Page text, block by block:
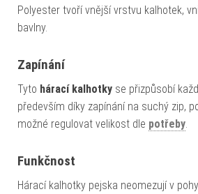
Polyester tvoří vnější vrstvu kalhotek,
bavlny.
Zapínání
Tyto hárací kalhotky se přizpůsobí
především díky zapínání na suchý zip,
možné regulovat velikost dle potřeby.
Funkčnost
Hárací kalhotky pejska neomezují v